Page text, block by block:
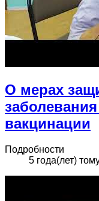
О мерах
вакцинации
Подробности
5 года(лет)